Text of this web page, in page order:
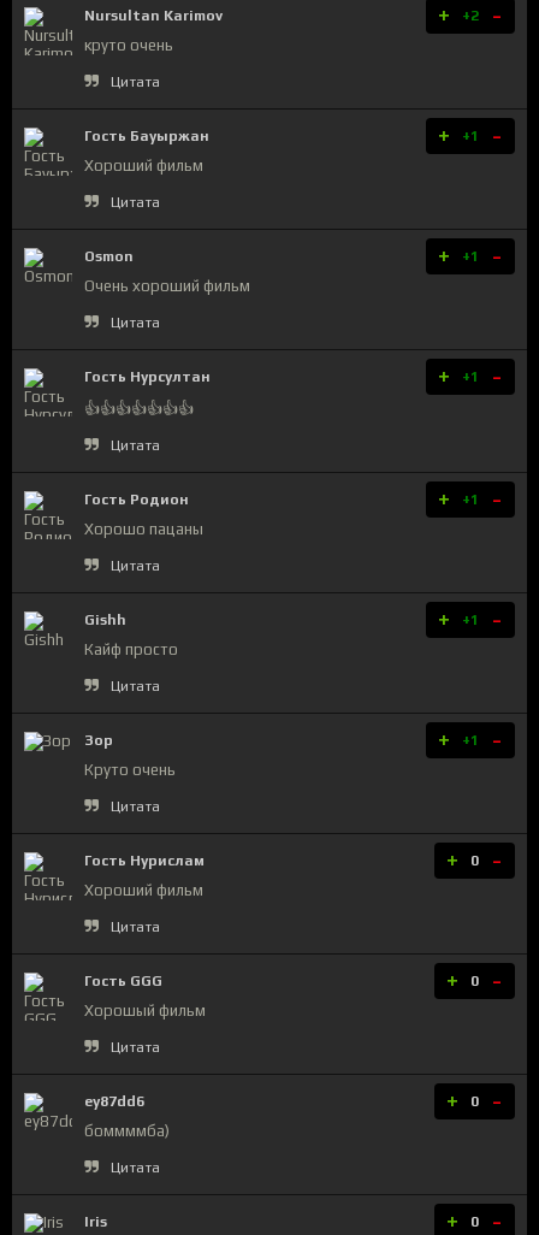
Nursultan Karimov + +2 -
круто очень
Цитата
Гость Бауыржан + +1 -
Хороший фильм
Цитата
Osmon + +1 -
Очень хороший фильм
Цитата
Гость Нурсултан + +1 -
👍👍👍👍👍👍👍
Цитата
Гость Родион + +1 -
Хорошо пацаны
Цитата
Gishh + +1 -
Кайф просто
Цитата
Зор + +1 -
Круто очень
Цитата
Гость Нурислам + 0 -
Хороший фильм
Цитата
Гость GGG + 0 -
Хорошый фильм
Цитата
ey87dd6 + 0 -
боммммба)
Цитата
Iris + 0 -